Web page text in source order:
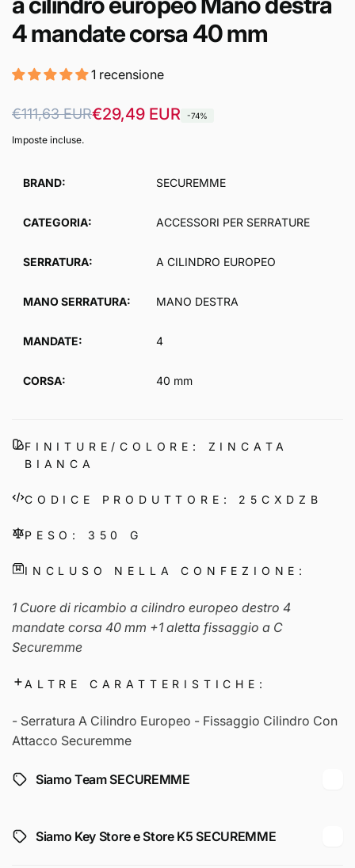
4 mandate corsa 40 mm
1 recensione
Prezzo
di
€111,63 EUR
Prezzo
scontato
€29,49 EUR -74%
Imposte incluse.
BRAND: SECUREMME
CATEGORIA: ACCESSORI PER SERRATURE
SERRATURA: A CILINDRO EUROPEO
MANO SERRATURA: MANO DESTRA
MANDATE: 4
CORSA: 40 mm
FINITURE/COLORE: ZINCATA
BIANCA
CODICE PRODUTTORE: 25CXDZB
PESO: 350 G
INCLUSO NELLA CONFEZIONE:
1 Cuore di ricambio a cilindro europeo destro 4
mandate corsa 40 mm +1 aletta fissaggio a C
Securemme
ALTRE CARATTERISTICHE:
- Serratura A Cilindro Europeo - Fissaggio Cilindro Con
Attacco Securemme
Siamo Team SECUREMME
Siamo Key Store e Store K5 SECUREMME